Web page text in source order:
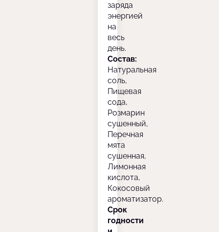
заряда
энергией
на
весь
день.
Состав:
Натуральная
соль,
Пищевая
сода,
Розмарин
сушенный,
Перечная
мята
сушенная,
Лимонная
кислота,
Кокосовый
ароматизатор.
Срок
годности